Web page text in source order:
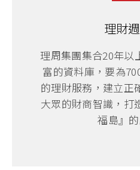
理財
理周集團集合20年以
富的資料庫，要為
的理財服務，建立正
大眾的財商智識，打
福島』